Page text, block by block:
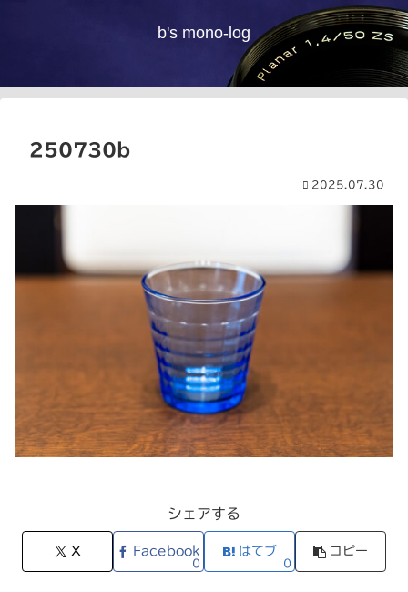
b's mono-log
250730b
2025.07.30
シェアする
X Facebook
0
はてブ
0
コピー